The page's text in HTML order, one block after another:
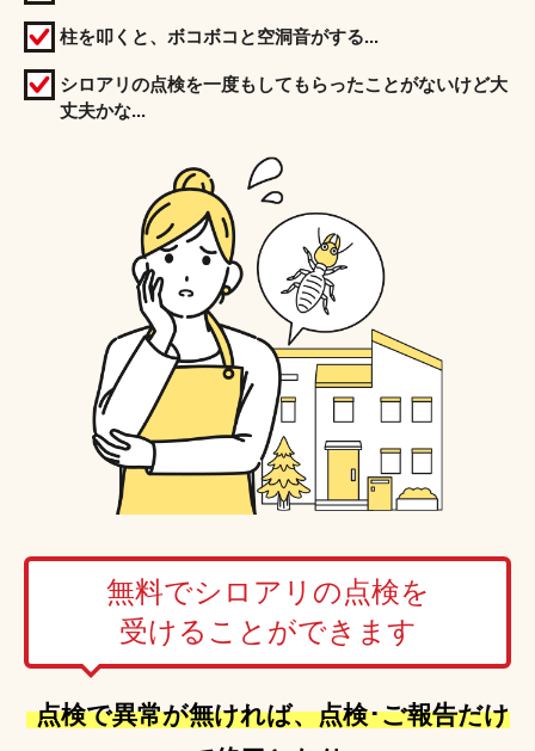
柱を叩くと、ボコボコと空洞音がする...
シロアリの点検を一度もしてもらったことがないけど大
丈夫かな...
無料でシロアリの点検を
受けることができます
点検で異常が無ければ、点検･ご報告だけ